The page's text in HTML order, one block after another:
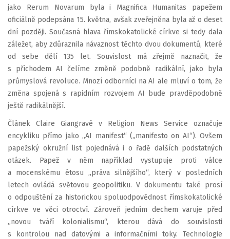
jako Rerum Novarum byla i Magnifica Humanitas papežem
oficiálně podepsána 15. května, avšak zveřejněna byla až o deset
dní později. Současná hlava římskokatolické církve si tedy dala
záležet, aby zdůraznila návaznost těchto dvou dokumentů, které
od sebe dělí 135 let. Souvislost má zřejmě naznačit, že
s příchodem AI čelíme změně podobně radikální, jako byla
průmyslová revoluce. Mnozí odborníci na AI ale mluví o tom, že
změna spojená s rapidním rozvojem AI bude pravděpodobně
ještě radikálnější.
Článek Claire Giangravè v Religion News Service označuje
encykliku přímo jako „AI manifest“ („manifesto on AI“). Ovšem
papežský okružní list pojednává i o řadě dalších podstatných
otázek. Papež v něm například vystupuje proti válce
a mocenskému étosu „práva silnějšího“, který v posledních
letech ovládá světovou geopolitiku. V dokumentu také prosí
o odpouštění za historickou spoluodpovědnost římskokatolické
církve ve věci otroctví. Zároveň jedním dechem varuje před
„novou tváří kolonialismu“, kterou dává do souvislosti
s kontrolou nad datovými a informačními toky. Technologie